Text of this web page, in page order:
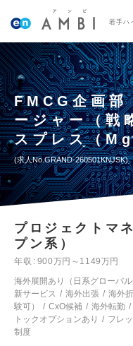
若手ハ
FMCG企画部
ージャー（戦
スプレス（
求人No.GRAND-260501KNJSK
プロジェクトマ
プン系）
年収
900万円～1149万円
海外展開あり（日系グローバル
新サービス
海外出張 海外
験可）
CxO候補 海外転勤
トックオプションあり
フレ
制度